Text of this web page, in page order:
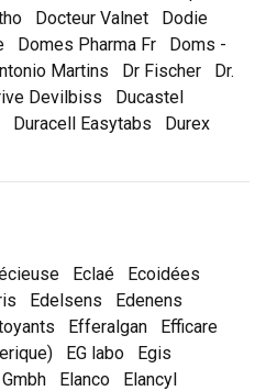
Docteur Valnet
Dodie
Domes Pharma Fr
Doms -
Martins Dr Fischer
Dr.
Devilbiss
Ducastel
Duracell Easytabs Durex
Eclaé
Ecoidées
Edelsens
Edenens
Efferalgan
Efficare
EG labo
Egis
Elanco
Elancyl